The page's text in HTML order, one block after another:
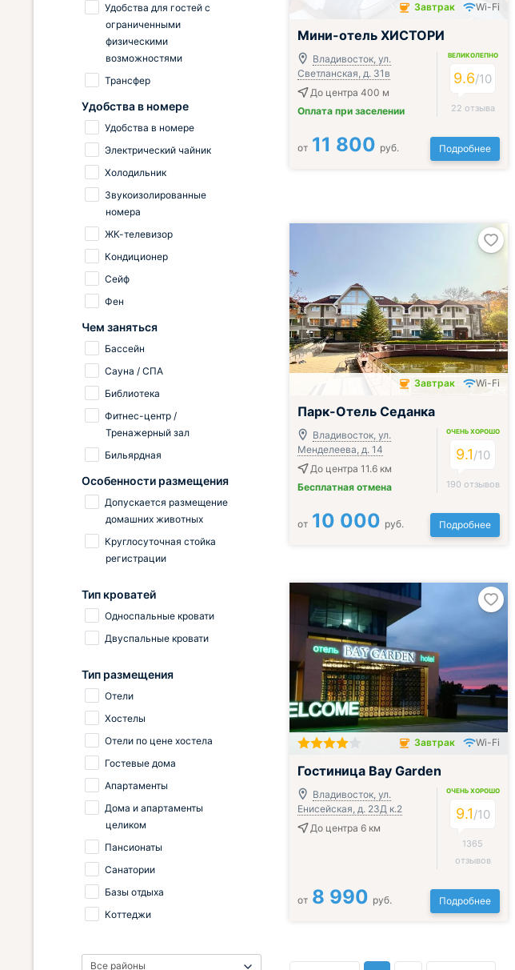
Завтрак включён
Завтрак Wi-Fi
Мини-отель ХИСТОРИ
Владивосток, ул.
Светланская, д. 31в
До центра 400 м
Оплата при заселении
ВЕЛИКОЛЕПНО
9.6/10
22 отзыва
от 11 800 руб. Подробнее
Завтрак включён
Завтрак Wi-Fi
Парк-Отель Седанка
Владивосток, ул.
Менделеева, д. 14
До центра 11.6 км
Бесплатная отмена
ОЧЕНЬ ХОРОШО
9.1/10
190 отзывов
от 10 000 руб. Подробнее
Завтрак включён
Завтрак Wi-Fi
Гостиница Bay Garden
Владивосток, ул.
Енисейская, д. 23Д к.2
До центра 6 км
ОЧЕНЬ ХОРОШО
9.1/10
1365
отзывов
от 8 990 руб. Подробнее
Удобства для гостей с
ограниченными
физическими
возможностями
Трансфер
Удобства в номере
Удобства в номере
Электрический чайник
Холодильник
Звукоизолированные
номера
ЖК-телевизор
Кондиционер
Сейф
Фен
Чем заняться
Бассейн
Сауна / СПА
Библиотека
Фитнес-центр /
Тренажерный зал
Бильярдная
Особенности размещения
Допускается размещение
домашних животных
Круглосуточная стойка
регистрации
Тип кроватей
Односпальные кровати
Двуспальные кровати
Тип размещения
Отели
Хостелы
Отели по цене хостела
Гостевые дома
Апартаменты
Дома и апартаменты
целиком
Пансионаты
Санатории
Базы отдыха
Коттеджи
Все районы